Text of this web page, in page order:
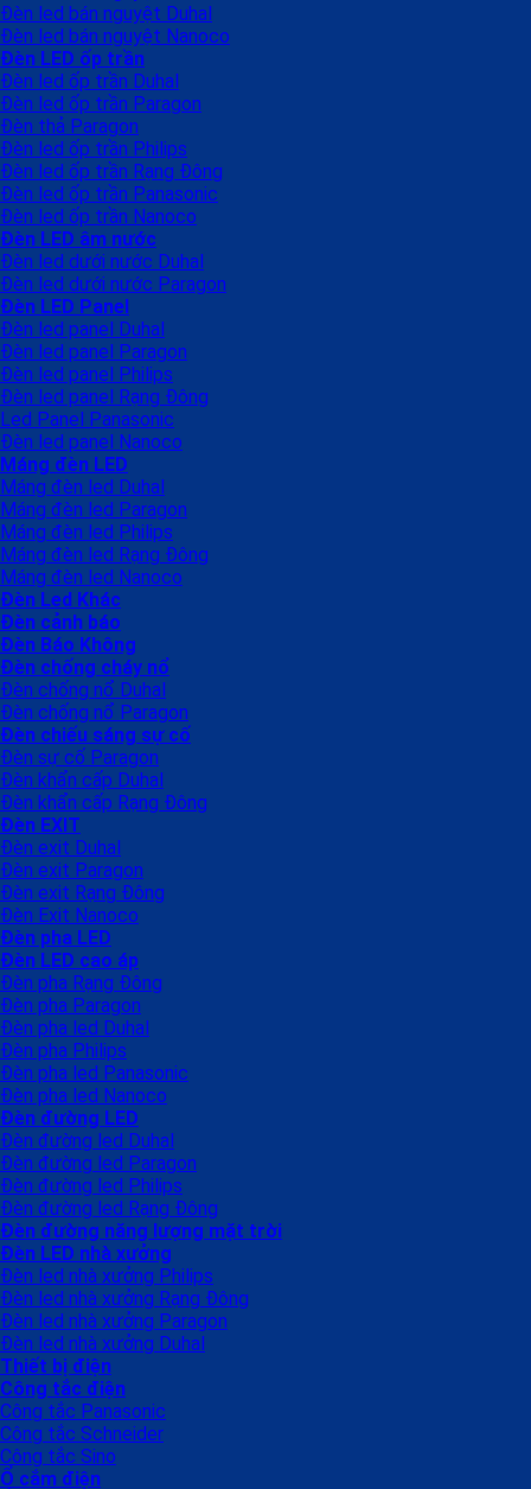
Đèn led bán nguyệt Duhal
Đèn led bán nguyệt Nanoco
Đèn LED ốp trần
Đèn led ốp trần Duhal
Đèn led ốp trần Paragon
Đèn thả Paragon
Đèn led ốp trần Philips
Đèn led ốp trần Rạng Đông
Đèn led ốp trần Panasonic
Đèn led ốp trần Nanoco
Đèn LED âm nước
Đèn led dưới nước Duhal
Đèn led dưới nước Paragon
Đèn LED Panel
Đèn led panel Duhal
Đèn led panel Paragon
Đèn led panel Philips
Đèn led panel Rạng Đông
Led Panel Panasonic
Đèn led panel Nanoco
Máng đèn LED
Máng đèn led Duhal
Máng đèn led Paragon
Máng đèn led Philips
Máng đèn led Rạng Đông
Máng đèn led Nanoco
Đèn Led Khác
Đèn cảnh báo
Đèn Báo Không
Đèn chống cháy nổ
Đèn chống nổ Duhal
Đèn chống nổ Paragon
Đèn chiếu sáng sự cố
Đèn sự cố Paragon
Đèn khẩn cấp Duhal
Đèn khẩn cấp Rạng Đông
Đèn EXIT
Đèn exit Duhal
Đèn exit Paragon
Đèn exit Rạng Đông
Đèn Exit Nanoco
Đèn pha LED
Đèn LED cao áp
Đèn pha Rạng Đông
Đèn pha Paragon
Đèn pha led Duhal
Đèn pha Philips
Đèn pha led Panasonic
Đèn pha led Nanoco
Đèn đường LED
Đèn đường led Duhal
Đèn đường led Paragon
Đèn đường led Philips
Đèn đường led Rạng Đông
Đèn đường năng lượng mặt trời
Đèn LED nhà xưởng
Đèn led nhà xưởng Philips
Đèn led nhà xưởng Rạng Đông
Đèn led nhà xưởng Paragon
Đèn led nhà xưởng Duhal
Thiết bị điện
Công tắc điện
Công tắc Panasonic
Công tắc Schneider
Công tắc Sino
Ổ cắm điện